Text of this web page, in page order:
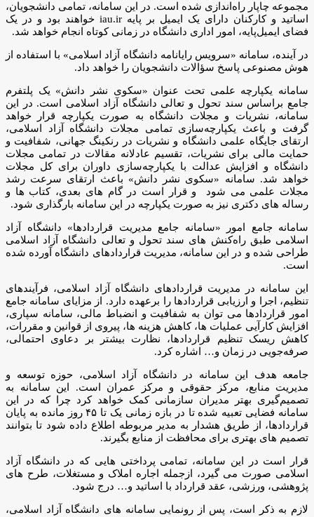
مجموعه چاپار راه‌اندازی شده است. در این سامانه، تمامی دانشجویان،
اساتید و کارکنان دارای یک ایمیل بر پایه iau.ir خواهند بود و در یک
فضای ایمیل‌پایه، امور اداری دانشگاه در زمانی کوتاه انجام خواهد شد.
در آینده، سامانه «سرویس رایانامه دانشگاه آزاد اسلامی» با استفاده از
هوش مصنوعی پاسخ سؤالات دانشجویان را خواهد داد.
سامانه یکپارچه علمی تحت عنوان «سکوی نشر دانش» یک پلتفرم
جامع براساس سند تحول و تعالی دانشگاه آزاد اسلامی است. در این
سامانه، نشریات و مجلات دانشگاه به صورت یکپارچه قرار خواهد
گرفت و باعث یکپارچه‌سازی تمامی مجلات دانشگاه آزاد اسلامی،
ارتقای جایگاه علمی دانشگاه و نشریات در رنکینگ جهانی، شفافیت و
حمایت مالی برای نشریات، تقسیم عادلانه مقالات در تمامی مجلات
دانشگاه و افزایش عدالت با یکپارچه‌سازی داوران برای کل مجلات
خواهد شد. سامانه «سکوی نشر دانش» باعث ارتقای سرعت رشد
مجلات علمی می شود و قرار است در گام های بعدی، کتاب ها و
رساله های دکتری نیز به صورت یکپارچه در این سامانه بارگذاری شود.
سامانه جامع امور «سامانه جامع مدیریت قراردادها» دانشگاه آزاد
اسلامی طبق راه‌کنش های سند تحول و تعالی دانشگاه آزاد اسلامی
طراحی شده و در این سامانه، مدیریت قراردادهای دانشگاه آورده شده
است.
این سامانه در مدیریت قراردادهای دانشگاه آزاد اسلامی، فرآیندهای
تنظیم، اجرا و ارزیابی قراردادها را برعهده دارد. از مزایای سامانه جامع
امور قراردادها می توان به شفافیت و انضباط مالی، سامانه سپاری،
افزایش کارآیی عملیات ها، کاهش هزینه ها، پیروی از قوانین و مقررات،
کاهش ریسک تنظیم قراردادها، نظارت بیشتر بر دعاوی احتمالی،
صرفه‌جویی در زمان و… اشاره کرد.
جامعه هدف این سامانه در دانشگاه آزاد اسلامی، حوزه توسعه و
مدیریت منابع، مرکز حقوقی و مرکز عمران است. این سامانه به
تصمیم‌گیری بهتر مدیران سازمانی کمک خواهد کرد چرا که در این
سامانه فضایی تعبیه شده تا در بازه زمانی یک تا ۴۵ روز مانده به پایان
قراردادها، از طریق هشدار به مدیر مربوطه اطلاع داده شود تا بتوانند
تصمیم های بهتری برای محافظت از منابع بگیرند.
قرار است در این سامانه، تمامی پرداختی هایی که در دانشگاه آزاد
اسلامی صورت می گیرد، ازجمله اجاره املاک و مستغلات، طرح های
پژوهشی، ورزشی، عقد قرارداد با اساتید و… درج شود.
لازم به ذکر است، پس از رونمایی سامانه های دانشگاه آزاد اسلامی،